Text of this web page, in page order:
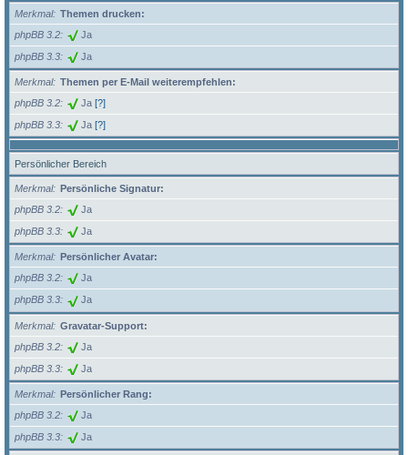
Merkmal
Themen drucken:
phpBB 3.2
Ja
phpBB 3.3 Ja
Merkmal
Themen per E-Mail weiterempfehlen:
phpBB 3.2
Ja [?]
phpBB 3.3 Ja [?]
Persönlicher Bereich
Merkmal
Persönliche Signatur:
phpBB 3.2
Ja
phpBB 3.3 Ja
Merkmal
Persönlicher Avatar:
phpBB 3.2
Ja
phpBB 3.3 Ja
Merkmal
Gravatar-Support:
phpBB 3.2
Ja
phpBB 3.3 Ja
Merkmal
Persönlicher Rang:
phpBB 3.2
Ja
phpBB 3.3 Ja